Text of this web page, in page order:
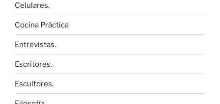
Celulares.
Cocina Práctica
Entrevistas.
Escritores.
Escultores.